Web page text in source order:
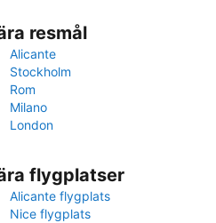
resmål
Alicante
Stockholm
Rom
Milano
London
flygplatser
Alicante flygplats
Nice flygplats